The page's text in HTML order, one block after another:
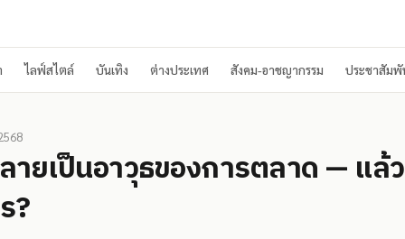
ไลฟ์สไตล์ บันเทิง ต่างประเทศ สังคม-อาชญากรรม ประชาสัมพั
ายเป็นอาวุธของการตลาด — แล้
?